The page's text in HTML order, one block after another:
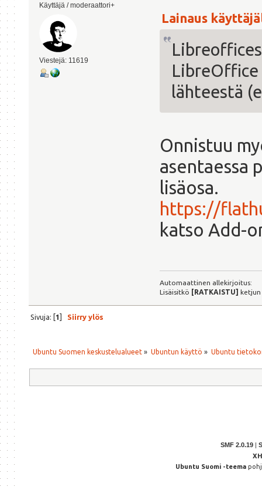
Käyttäjä / moderaattori+
Viestejä: 11619
Lainaus
lähteestä
Onnistuu
asentaessa
lisäosa.
https://
katso Add-
Automaattinen allekirjoitus:
Lisäisitkö [RATKAISTU] ketjun
Sivuja: [1] Siirry ylös
Ubuntu Suomen keskustelualueet » Ubuntun käyttö » Ubuntu
SMF 2.0.19 |
Ubuntu Suomi -teema